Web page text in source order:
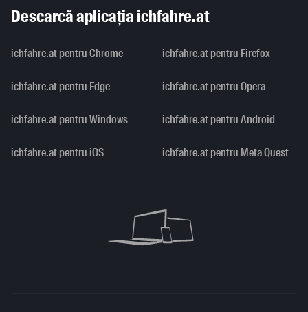
Descarcă aplicația ichfahre.at
ichfahre.at pentru Chrome ichfahre.at pentru Firefox
ichfahre.at pentru Edge ichfahre.at pentru Opera
ichfahre.at pentru Windows ichfahre.at pentru Android
ichfahre.at pentru iOS ichfahre.at pentru Meta Quest